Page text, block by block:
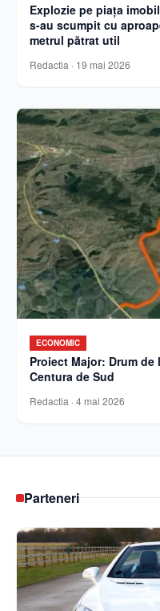
Explozie pe piața
s-au scumpit cu
metrul pătrat util
Redactia · 19 mai 2026
ECONOMIC
Proiect Major: Drum
Centura de Sud
Redactia · 4 mai 2026
Parteneri